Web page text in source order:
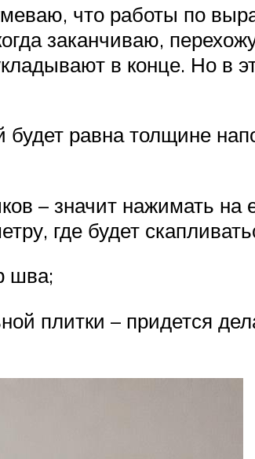
что работы по
заканчиваю,
в конце. Но в
равна толщине
– значит нажимать на
где будет
шва;
плитки – придется